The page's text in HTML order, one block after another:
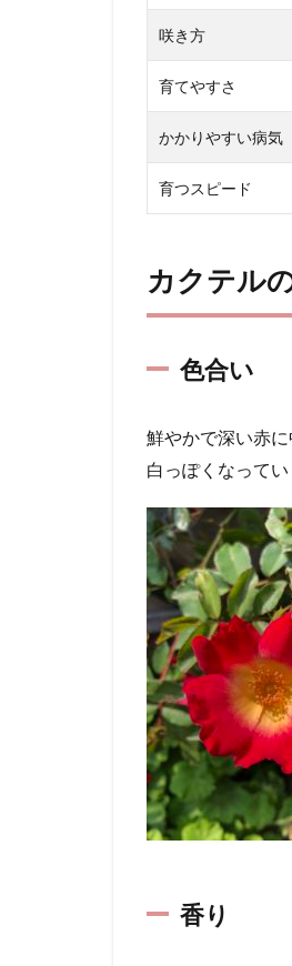
咲き方
育てやすさ
かかりやすい病気
育つスピード
カクテル
色合い
鮮やかで深い赤
白っぽくなってい
香り